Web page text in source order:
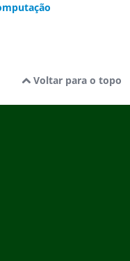
Voltar para o topo